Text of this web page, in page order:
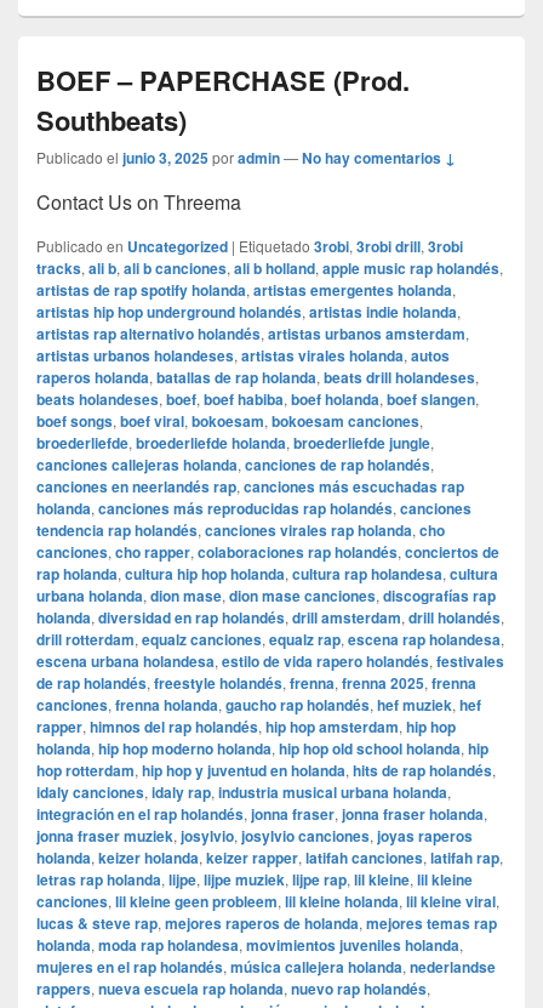
BOEF – PAPERCHASE (Prod.
Southbeats)
Publicado el junio 3, 2025poradmin—No hay comentarios ↓
Contact Us on Threema
Publicado en Uncategorized | Etiquetado 3robi, 3robi drill, 3robi
tracks, ali b, ali b canciones, ali b holland, apple music rap holandés,
artistas de rap spotify holanda, artistas emergentes holanda,
artistas hip hop underground holandés, artistas indie holanda,
artistas rap alternativo holandés, artistas urbanos amsterdam,
artistas urbanos holandeses, artistas virales holanda, autos
raperos holanda, batallas de rap holanda, beats drill holandeses,
beats holandeses, boef, boef habiba, boef holanda, boef slangen,
boef songs, boef viral, bokoesam, bokoesam canciones,
broederliefde, broederliefde holanda, broederliefde jungle,
canciones callejeras holanda, canciones de rap holandés,
canciones en neerlandés rap, canciones más escuchadas rap
holanda, canciones más reproducidas rap holandés, canciones
tendencia rap holandés, canciones virales rap holanda, cho
canciones, cho rapper, colaboraciones rap holandés, conciertos de
rap holanda, cultura hip hop holanda, cultura rap holandesa, cultura
urbana holanda, dion mase, dion mase canciones, discografías rap
holanda, diversidad en rap holandés, drill amsterdam, drill holandés,
drill rotterdam, equalz canciones, equalz rap, escena rap holandesa,
escena urbana holandesa, estilo de vida rapero holandés, festivales
de rap holandés, freestyle holandés, frenna, frenna 2025, frenna
canciones, frenna holanda, gaucho rap holandés, hef muziek, hef
rapper, himnos del rap holandés, hip hop amsterdam, hip hop
holanda, hip hop moderno holanda, hip hop old school holanda, hip
hop rotterdam, hip hop y juventud en holanda, hits de rap holandés,
idaly canciones, idaly rap, industria musical urbana holanda,
integración en el rap holandés, jonna fraser, jonna fraser holanda,
jonna fraser muziek, josylvio, josylvio canciones, joyas raperos
holanda, keizer holanda, keizer rapper, latifah canciones, latifah rap,
letras rap holanda, lijpe, lijpe muziek, lijpe rap, lil kleine, lil kleine
canciones, lil kleine geen probleem, lil kleine holanda, lil kleine viral,
lucas & steve rap, mejores raperos de holanda, mejores temas rap
holanda, moda rap holandesa, movimientos juveniles holanda,
mujeres en el rap holandés, música callejera holanda, nederlandse
rappers, nueva escuela rap holanda, nuevo rap holandés,